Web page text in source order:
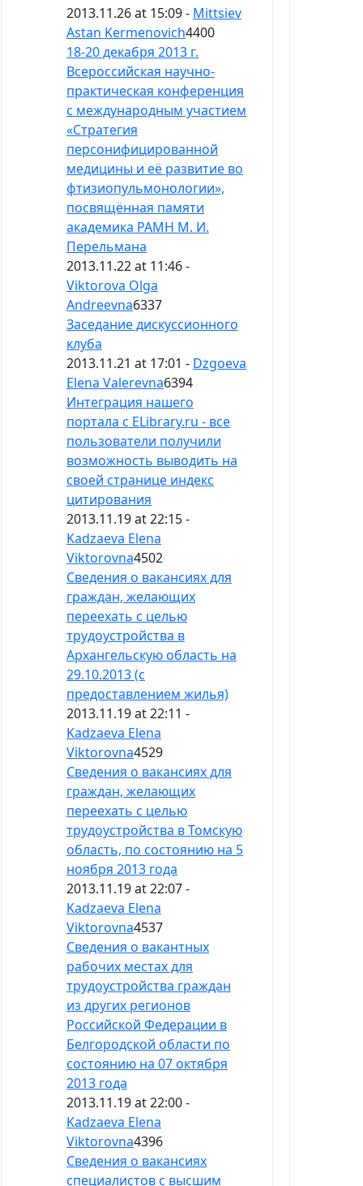
2013.11.26 at 15:09 - Mittsiev
Astan Kermenovich4400
18-20 декабря 2013 г.
Всероссийская научно-
практическая конференция
с международным участием
«Стратегия
персонифицированной
медицины и её развитие во
фтизиопульмонологии»,
посвящённая памяти
академика РАМН М. И.
Перельмана
2013.11.22 at 11:46 -
Viktorova Olga
Andreevna6337
Заседание дискуссионного
клуба
2013.11.21 at 17:01 - Dzgoeva
Elena Valerevna6394
Интеграция нашего
портала с ELibrary.ru - все
пользователи получили
возможность выводить на
своей странице индекс
цитирования
2013.11.19 at 22:15 -
Kadzaeva Elena
Viktorovna4502
Сведения о вакансиях для
граждан, желающих
переехать с целью
трудоустройства в
Архангельскую область на
29.10.2013 (с
предоставлением жилья)
2013.11.19 at 22:11 -
Kadzaeva Elena
Viktorovna4529
Сведения о вакансиях для
граждан, желающих
переехать с целью
трудоустройства в Томскую
область, по состоянию на 5
ноября 2013 года
2013.11.19 at 22:07 -
Kadzaeva Elena
Viktorovna4537
Сведения о вакантных
рабочих местах для
трудоустройства граждан
из других регионов
Российской Федерации в
Белгородской области по
состоянию на 07 октября
2013 года
2013.11.19 at 22:00 -
Kadzaeva Elena
Viktorovna4396
Сведения о вакансиях
специалистов с высшим